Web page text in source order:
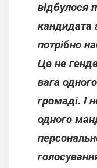
відбулося
кандидата
потрібно
Це не
вага
громаді. І
одного